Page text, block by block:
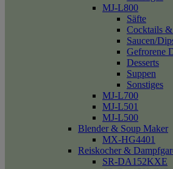
MJ-L800
Säfte
Cocktails
Saucen/
Gefrorene
Desserts
Suppen
Sonstiges
MJ-L700
MJ-L501
MJ-L500
Blender & Soup Maker
MX-HG4401
Reiskocher &
SR-DA152KXE